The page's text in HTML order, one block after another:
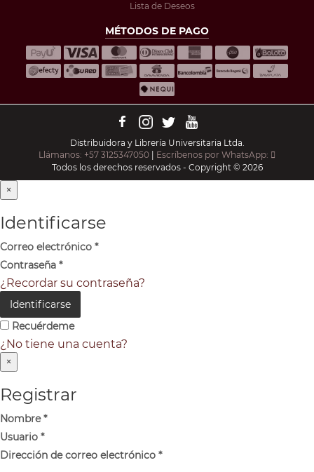
Lista de Deseos
MÉTODOS DE PAGO
Distribuidora y Librería Universitaria Ltda.
Llámanos: +57 3125347050
Escríbenos por WhatsApp:
Todos los derechos reservados - Copyright © 2026
×
Identificarse
Correo electrónico *
Contraseña *
¿Recordar su contraseña?
Identificarse
Recuérdeme
¿No tiene una cuenta?
×
Registrar
Nombre*
Usuario *
Dirección de correo electrónico *